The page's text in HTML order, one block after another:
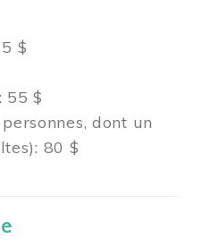
$
55 $
dont un
80 $